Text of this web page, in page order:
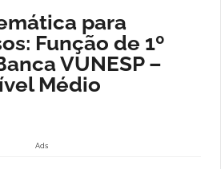
para
Função de 1º
VUNESP –
Médio
Ads